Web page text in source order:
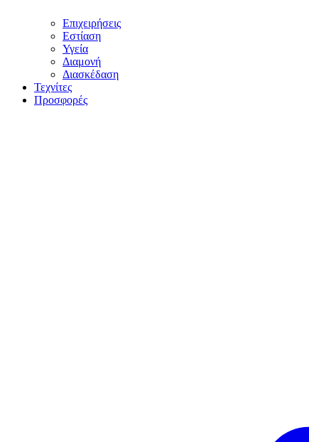
Επιχειρήσεις
Εστίαση
Υγεία
Διαμονή
Διασκέδαση
Τεχνίτες
Προσφορές